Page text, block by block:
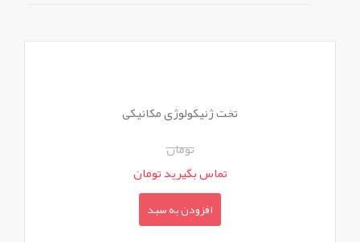
تخت ژنیکولوژی مکانیکی
تومان
تماس بگیرید تومان
افزودن به سبد